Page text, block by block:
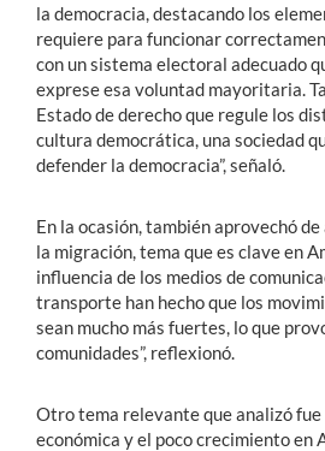
la democracia, destacando los
requiere para funcionar
con un sistema electoral adecuado
exprese esa voluntad mayoritaria.
Estado de derecho que regule los
cultura democrática, una sociedad
defender la democracia”, señaló.
En la ocasión, también aprovechó
la migración, tema que es clave en
influencia de los medios de
transporte han hecho que los
sean mucho más fuertes, lo que
comunidades”, reflexionó.
Otro tema relevante que analizó fue
económica y el poco crecimiento en